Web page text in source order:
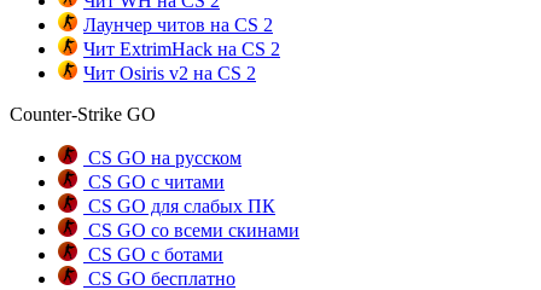
Лаунчер читов на CS 2
Чит ExtrimHack на CS 2
Чит Osiris v2 на CS 2
Counter-Strike GO
CS GO на русском
CS GO с читами
CS GO для слабых ПК
CS GO со всеми скинами
CS GO с ботами
CS GO бесплатно